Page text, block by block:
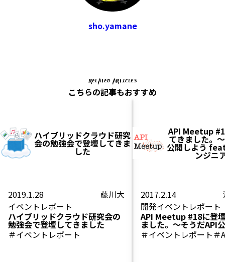
sho.yamane
RELATED ARTICLES
こちらの記事もおすすめ
ハイブリッドクラウド研究
会の勉強会で登壇してきま
した
2019.1.28
藤川大
イベントレポート
ハイブリッドクラウド研究会の
勉強会で登壇してきました
＃イベントレポート
API Meetup
てきました。
公開しよう
ンジニ
2017.2.14
開発イベントレポート
API Meetup #18に登
ました。～そうだAPI
う feat. 有志のエンジ
＃イベントレポート＃